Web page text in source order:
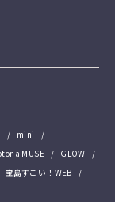
mini
MUSE
GLOW
宝島すごい！WEB